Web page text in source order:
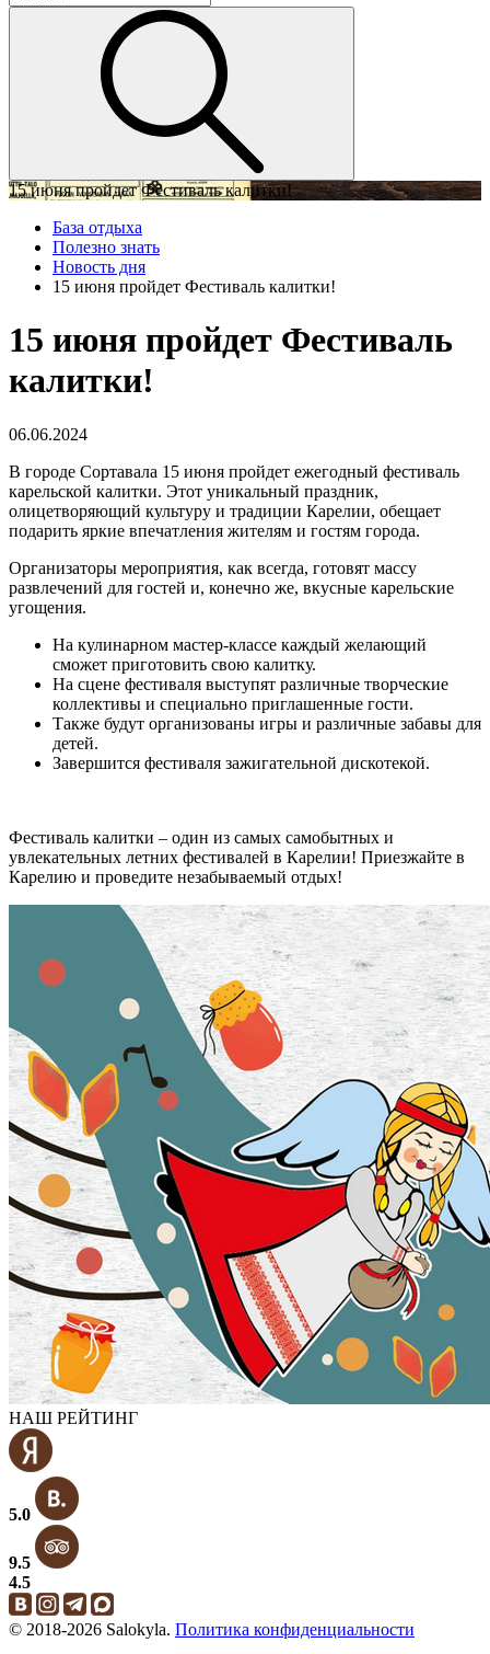
15 июня пройдет Фестиваль калитки!
База отдыха
Полезно знать
Новость дня
15 июня пройдет Фестиваль калитки!
15 июня пройдет Фестиваль
калитки!
06.06.2024
В городе Сортавала 15 июня пройдет ежегодный фестиваль
карельской калитки. Этот уникальный праздник,
олицетворяющий культуру и традиции Карелии, обещает
подарить яркие впечатления жителям и гостям города.
Организаторы мероприятия, как всегда, готовят массу
развлечений для гостей и, конечно же, вкусные карельские
угощения.
На кулинарном мастер-классе каждый желающий
сможет приготовить свою калитку.
На сцене фестиваля выступят различные творческие
коллективы и специально приглашенные гости.
Также будут организованы игры и различные забавы для
детей.
Завершится фестиваля зажигательной дискотекой.
Фестиваль калитки – один из самых самобытных и
увлекательных летних фестивалей в Карелии! Приезжайте в
Карелию и проведите незабываемый отдых!
НАШ РЕЙТИНГ
5.0
9.5
4.5
© 2018-2026 Salokyla. Политика конфиденциальности